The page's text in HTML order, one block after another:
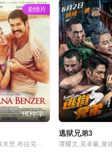
剧情片
HD中字
逃狱兄弟3